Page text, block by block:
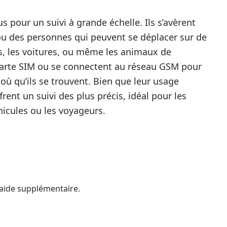
pour un suivi à grande échelle. Ils s’avèrent
personnes qui peuvent se déplacer sur de
les voitures, ou même les animaux de
SIM ou se connectent au réseau GSM pour
qu’ils se trouvent. Bien que leur usage
un suivi des plus précis, idéal pour les
ou les voyageurs.
supplémentaire.